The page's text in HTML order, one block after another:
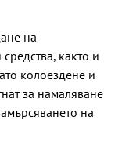
на
както и
колоездене и
за намаляване
на